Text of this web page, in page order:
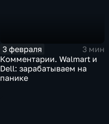
3 февраля
3 мин
Комментарии. Walmart и
Dell: зарабатываем на
панике